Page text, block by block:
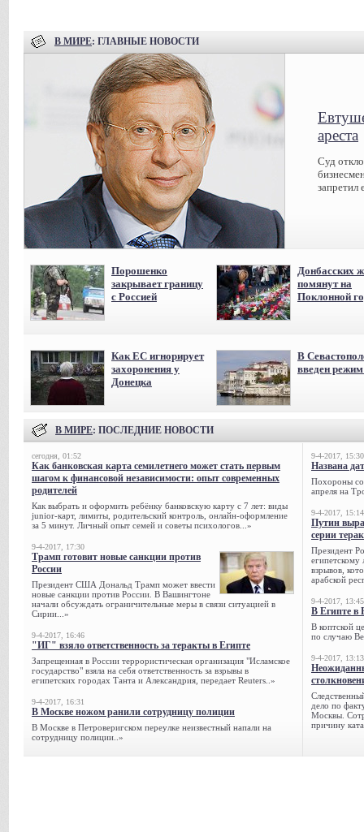
В МИРЕ: ГЛАВНЫЕ НОВОСТИ
ареста
Суд
запретил
Порошенко
закрывает границу
с Россией
Донбасских
помянут на
Поклонной
Как ЕС игнорирует
захоронения у
Донецка
В
введен
В МИРЕ: ПОСЛЕДНИЕ НОВОСТИ
сегодня, 01:52
Как банковская карта семилетнего может стать первым
шагом к финансовой независимости: опыт современных
родителей
Как выбрать и оформить ребёнку банковскую карту с 7 лет: виды
junior-карт, лимиты, родительский контроль, онлайн-оформление
за 5 минут. Личный опыт семей и советы психологов...»
9-4-2017, 17:30
Трамп готовит новые санкции против
России
Президент США Дональд Трамп может ввести
новые санкции против России. В Вашингтоне
начали обсуждать ограничительные меры в связи ситуацией в
Сирии...»
9-4-2017, 16:46
"ИГ" взяло ответственность за теракты в Египте
Запрещенная в России террористическая организация "Исламское
государство" взяла на себя ответственность за взрывы в
египетских городах Танта и Александрия, передает Reuters..»
9-4-2017, 16:31
В Москве ножом ранили сотрудницу полиции
В Москве в Петроверигском переулке неизвестный напали на
сотрудницу полиции..»
9-4-2017, 15:30
Названа
Похороны
апреля на
9-4-2017, 15:14
Путин
серии
Президент
египетскому
взрывов,
арабской
9-4-2017, 13:45
В Египте в
В коптской
по случаю
9-4-2017, 13:13
дело по
Москвы.
причину